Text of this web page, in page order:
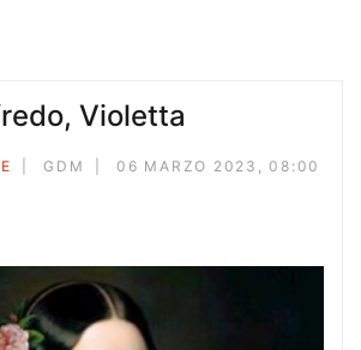
Violetta
GDM 06 MARZO 2023, 08:00